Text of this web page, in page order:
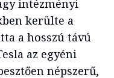
intézményi
kerülte a
a hosszú távú
az egyéni
népszerű,